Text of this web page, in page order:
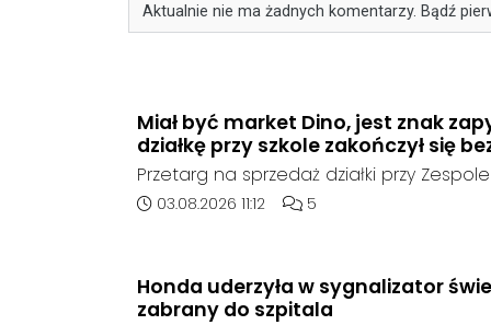
Aktualnie nie ma żadnych komentarzy. Bądź
Miał być market Dino, jest znak
działkę przy szkole zakończył się
Przetarg na sprzedaż działki przy
Ogólnokształcących w Kędzierzynie-
oferent.
Data dodania artykułu:
03.08.2026 11:12 Liczba komentarzy
5
Honda uderzyła w sygnalizator
zabrany do szpitala